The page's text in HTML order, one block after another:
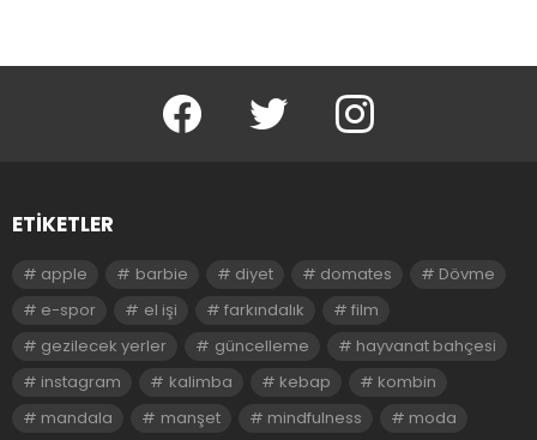
facebook twitter instagram
ETIKETLER
apple barbie diyet domates
Dövme
e-spor
el işi farkındalık
film
gezilecek yerler
güncelleme
hayvanat bahçesi
instagram
kalimba kebap
kombin
mandala
manşet mindfulness
moda